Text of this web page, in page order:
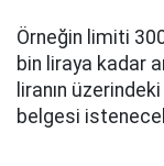
Örneğin limiti
bin liraya kadar
liranın
belgesi